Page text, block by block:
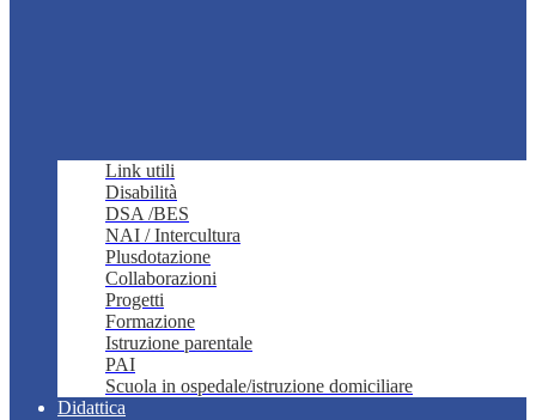
Link utili
Disabilità
DSA /BES
NAI / Intercultura
Plusdotazione
Collaborazioni
Progetti
Formazione
Istruzione parentale
PAI
Scuola in ospedale/istruzione domiciliare
Didattica